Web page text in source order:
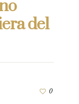
del
0